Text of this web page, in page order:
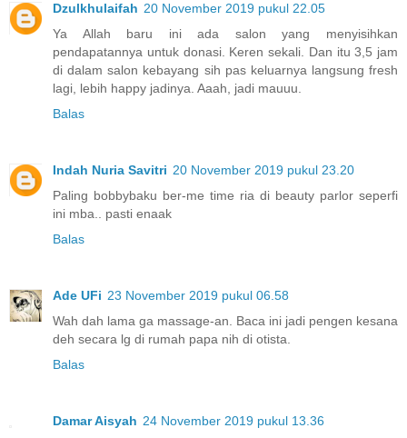
Dzulkhulaifah 20 November 2019 pukul 22.05
Ya Allah baru ini ada salon yang menyisihkan
pendapatannya untuk donasi. Keren sekali. Dan itu 3,5 jam
di dalam salon kebayang sih pas keluarnya langsung fresh
lagi, lebih happy jadinya. Aaah, jadi mauuu.
Balas
Indah Nuria Savitri 20 November 2019 pukul 23.20
Paling bobbybaku ber-me time ria di beauty parlor seperfi
ini mba.. pasti enaak
Balas
Ade UFi 23 November 2019 pukul 06.58
Wah dah lama ga massage-an. Baca ini jadi pengen kesana
deh secara lg di rumah papa nih di otista.
Balas
Damar Aisyah 24 November 2019 pukul 13.36